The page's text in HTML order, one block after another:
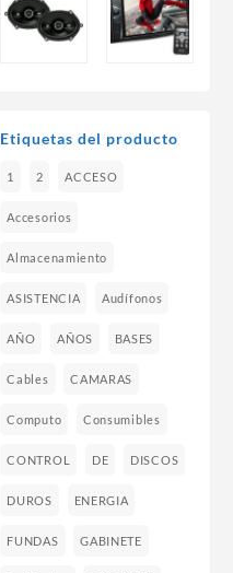
Etiquetas del producto
1 2 ACCESO
Accesorios
Almacenamiento
ASISTENCIA Audífonos
AÑO AÑOS BASES
Cables CAMARAS
Computo Consumibles
CONTROL DE DISCOS
DUROS ENERGIA
FUNDAS GABINETE